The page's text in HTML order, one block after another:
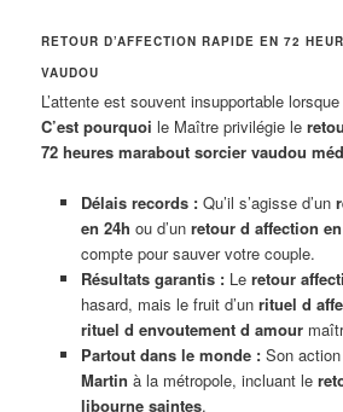
RETOUR D’AFFECTION RAPIDE EN 72
VAUDOU
L’attente est souvent insupportable lorsque
C’est pourquoi le Maître privilégie le
72 heures marabout sorcier vaudou
Délais records :Qu’il s’agisse d’un
en 24h ou d’un retour d affection
compte pour sauver votre couple.
Résultats garantis :Le retour
hasard, mais le fruit d’un rituel d
rituel d envoutement d amour
Partout dans le monde :Son action
Martin à la métropole, incluant le
libourne saintes.